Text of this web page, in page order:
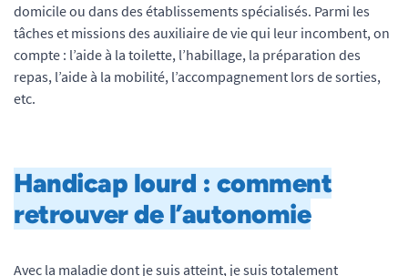
domicile ou dans des établissements spécialisés. Parmi les
tâches et missions des auxiliaire de vie qui leur incombent, on
compte : l’aide à la toilette, l’habillage, la préparation des
repas, l’aide à la mobilité, l’accompagnement lors de sorties,
etc.
Handicap lourd : comment
retrouver de l’autonomie
Avec la maladie dont je suis atteint, je suis totalement